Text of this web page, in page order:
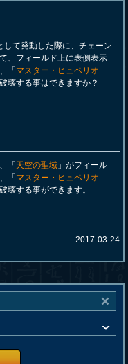
して発動した際に、チェーン
、フィールド上に表側表示
「 マスター・ヒュペリオ
壊する事はできますか？
「 天空の聖域 」がフィール
「 マスター・ヒュペリオ
壊する事ができます。
2017-03-24